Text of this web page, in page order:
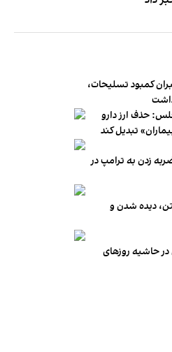
کمبود تسلیحات،
حذف ارز دارو
زدن به ترامپ در
دیده شدن و
حاشیه روزهای